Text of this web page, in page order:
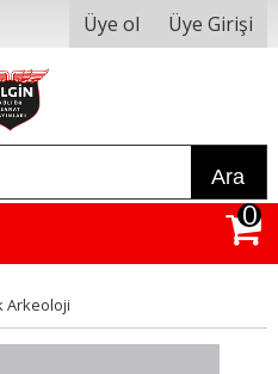
Üye ol Üye Girişi
Ara
0
Arkeoloji